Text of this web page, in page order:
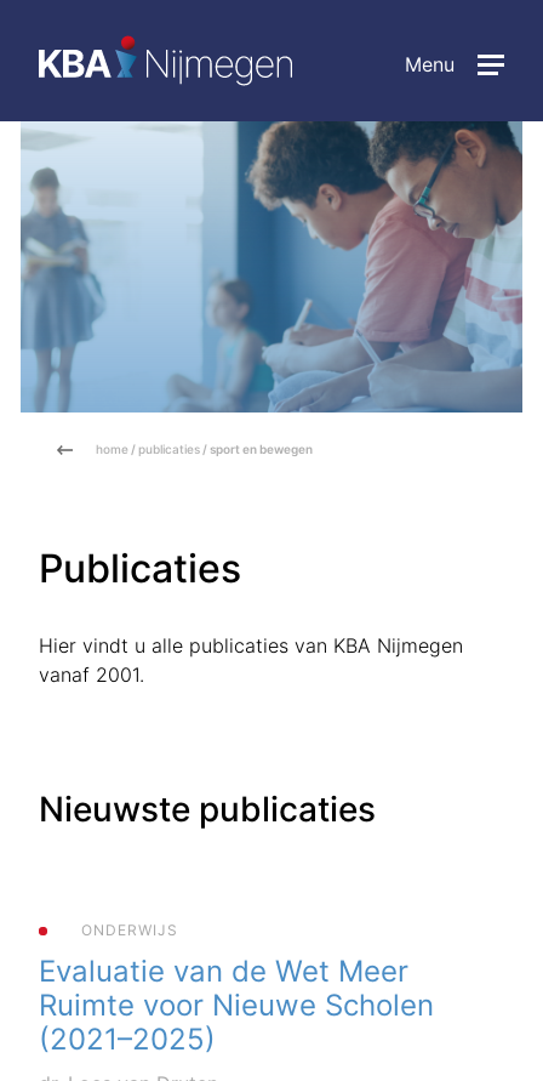
Menu
home / publicaties / sport en bewegen
Publicaties
Hier vindt u alle publicaties van KBA Nijmegen
vanaf 2001.
Nieuwste publicaties
ONDERWIJS
Evaluatie van de Wet Meer
Ruimte voor Nieuwe Scholen
(2021–2025)